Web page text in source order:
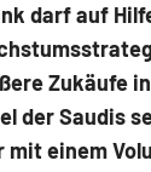
darf auf
Zukäufe
der Saudis
einem